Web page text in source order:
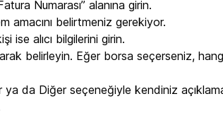
Numarası” alanına girin.
amacını belirtmeniz gerekiyor.
ise alıcı bilgilerini girin.
belirleyin. Eğer borsa seçerseniz,
ya da Diğer seçeneğiyle kendiniz